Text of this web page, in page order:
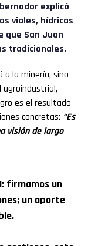
explicó
viales, hídricas
que San Juan
tradicionales.
a la minería, sino
agroindustrial,
es el resultado
concretas: “Es
visión de largo
firmamos un
un aporte